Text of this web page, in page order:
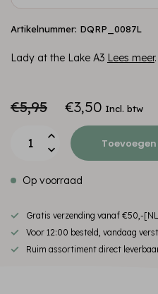
Artikelnummer: DQRP_0087L
Lady at the Lake A3 Lees meer.
€5,95 €3,50 Incl. btw
Op voorraad
Gratis verzending vanaf €50,-
Voor 12:00 besteld, vandaag
Ruim assortiment direct